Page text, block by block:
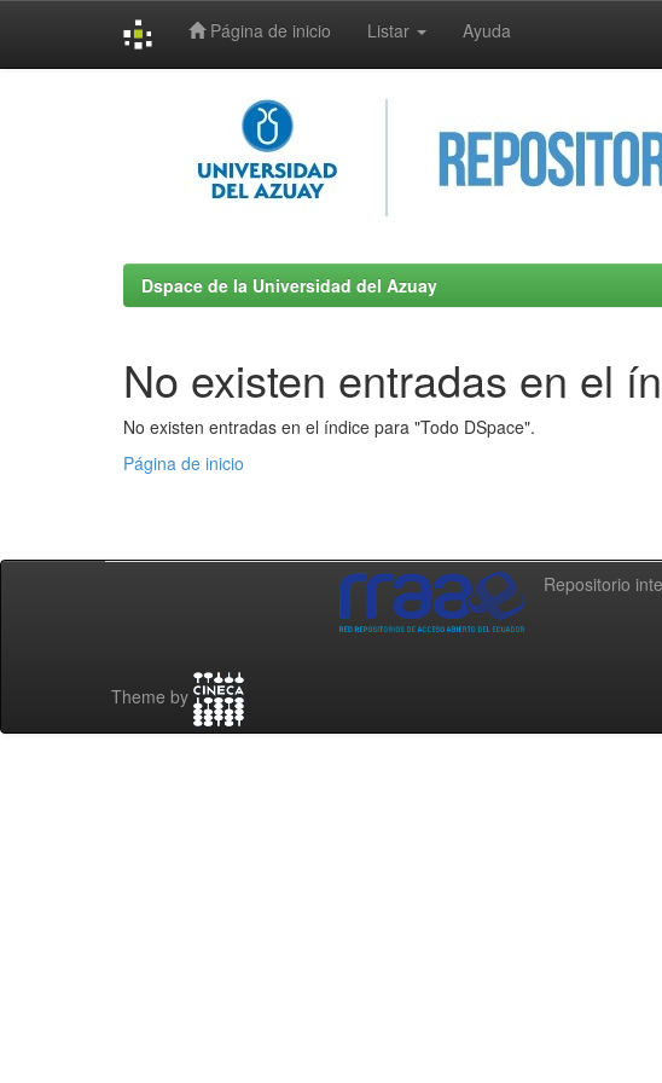
Página de inicio Listar Ayuda
Dspace de la Universidad del Azuay
No existen entradas en el
No existen entradas en el índice para "Todo DSpace".
Página de inicio
Repositorio
Theme by